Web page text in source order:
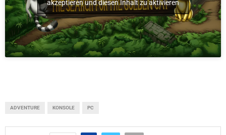
akzeptieren und diesen Inhalt zu aktivieren
ADVENTURE KONSOLE PC